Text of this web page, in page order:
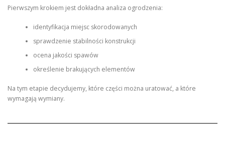
Pierwszym krokiem jest dokładna analiza ogrodzenia:
identyfikacja miejsc skorodowanych
sprawdzenie stabilności konstrukcji
ocena jakości spawów
określenie brakujących elementów
Na tym etapie decydujemy, które części można uratować, a które
wymagają wymiany.